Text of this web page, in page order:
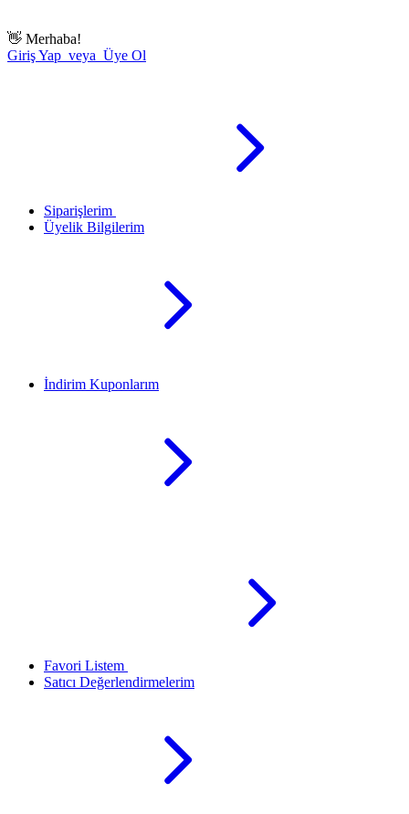
👋 Merhaba!
Giriş Yap veya Üye Ol
Siparişlerim
Üyelik Bilgilerim
İndirim Kuponlarım
Favori Listem
Satıcı Değerlendirmelerim